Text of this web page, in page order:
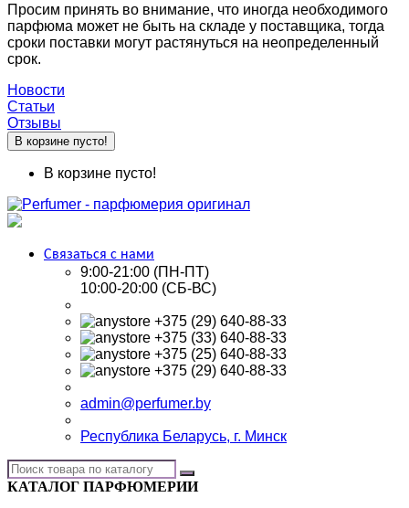
Просим принять во внимание, что иногда необходимого
парфюма может не быть на складе у поставщика, тогда
сроки поставки могут растянуться на неопределенный
срок.
Новости
Статьи
Отзывы
В корзине пусто!
В корзине пусто!
Связаться с нами
9:00-21:00 (ПН-ПТ)
10:00-20:00 (СБ-ВС)
+375 (29) 640-88-33
+375 (33) 640-88-33
+375 (25) 640-88-33
+375 (29) 640-88-33
admin@perfumer.by
Республика Беларусь, г. Минск
КАТАЛОГ ПАРФЮМЕРИИ